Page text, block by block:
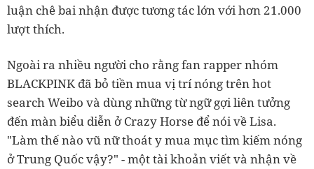
luận chê bai nhận được tương tác lớn với hơn 21.000
lượt thích.
Ngoài ra nhiều người cho rằng fan rapper nhóm
BLACKPINK đã bỏ tiền mua vị trí nóng trên hot
search Weibo và dùng những từ ngữ gợi liên tưởng
đến màn biểu diễn ở Crazy Horse để nói về Lisa.
"Làm thế nào vũ nữ thoát y mua mục tìm kiếm nóng
ở Trung Quốc vậy?" - một tài khoản viết và nhận về